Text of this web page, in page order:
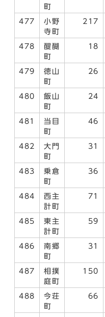
町
477
小野
寺町
217
478
醍醐
町
18
479
徳山
町
26
480
飯山
町
24
481
当目
町
46
482
大門
町
31
483
乗倉
町
36
484
西主
計町
71
485
東主
計町
59
486
南郷
町
31
487
相撲
庭町
150
488
今荘
町
66